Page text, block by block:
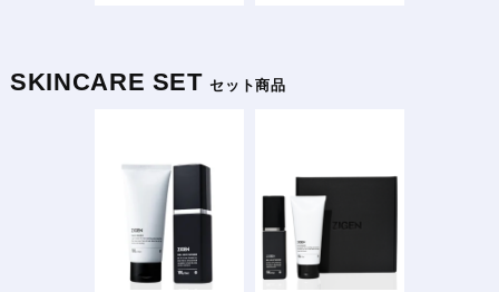
SKINCARE SETセット商品